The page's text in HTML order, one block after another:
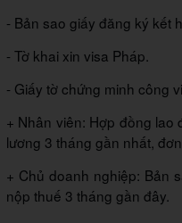
- Bản sao giấy đăng ký kết
- Tờ khai xin visa Pháp.
- Giấy tờ chứng minh công
+ Nhân viên: Hợp đồng
lương 3 tháng gần nhất,
+ Chủ doanh nghiệp: Bản
nộp thuế 3 tháng gần đây.